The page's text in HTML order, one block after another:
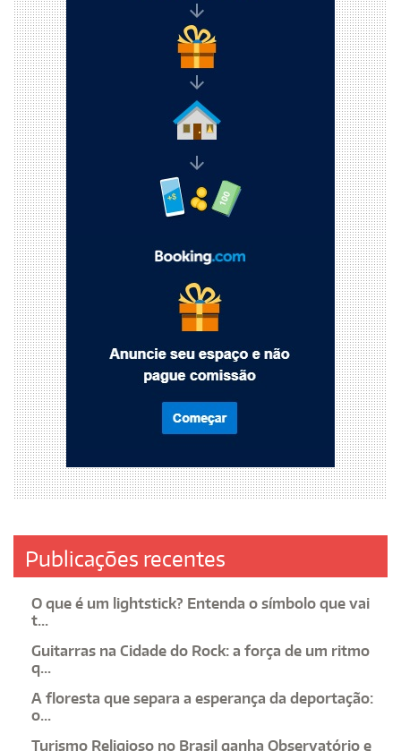
Publicações recentes
O que é um lightstick? Entenda o símbolo que vai
t...
Guitarras na Cidade do Rock: a força de um ritmo
q...
A floresta que separa a esperança da deportação:
o...
Turismo Religioso no Brasil ganha Observatório e